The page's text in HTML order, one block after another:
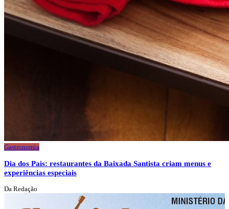
Gastronomia
Dia dos Pais: restaurantes da Baixada Santista criam menus e
experiências especiais
Da Redação